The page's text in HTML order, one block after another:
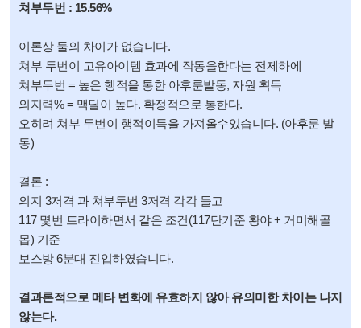
쳐부두번 : 15.56%
이론상 둘의 차이가 없습니다.
쳐부 두번이 고유아이템 효과에 작동을한다는 전제하에
쳐부두번 = 높은 행적을 통한 아후룬발동, 자원 획득
의지력% = 맥딜이 높다. 확정적으로 통한다.
오히려 쳐부 두번이 행적이득을 가져올수있습니다. (아후룬 발
동)
결론 :
의지 3저격 과 쳐부두번 3저격 각각 들고
117 몇번 트라이하면서 같은 조건(117단기준 황야 + 거미해골
몹) 기준
보스방 6분대 진입하였습니다.
결과론적으로 메타 변화에 유효하지 않아 유의미한 차이는 나지
않는다.